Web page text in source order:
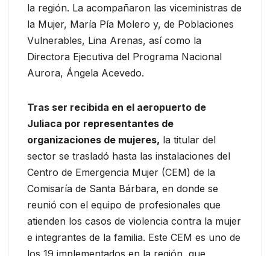
la región. La acompañaron las viceministras de
la Mujer, María Pía Molero y, de Poblaciones
Vulnerables, Lina Arenas, así como la
Directora Ejecutiva del Programa Nacional
Aurora, Ángela Acevedo.
Tras ser recibida en el aeropuerto de
Juliaca por representantes de
organizaciones de mujeres, la titular del
sector se trasladó hasta las instalaciones del
Centro de Emergencia Mujer (CEM) de la
Comisaría de Santa Bárbara, en donde se
reunió con el equipo de profesionales que
atienden los casos de violencia contra la mujer
e integrantes de la familia. Este CEM es uno de
los 19 implementados en la región, que